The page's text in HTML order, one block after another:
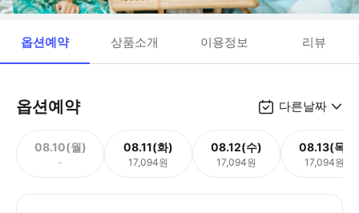
옵션예약 상품소개 이용정보 리뷰
옵션예약 다른날짜
08.10(월)
-
08.11(화)
17,094원
08.12(수)
17,094원
08.13(목)
17,094원